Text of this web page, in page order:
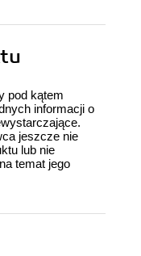
pod kątem
informacji o
jeszcze nie
lub nie
temat jego